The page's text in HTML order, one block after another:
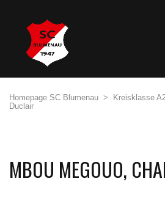
Homepage SC Blumenau > Kreisklasse
Duclair
MBOU MEGOUO,